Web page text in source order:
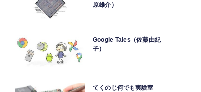
原雄介）
Google Tales（佐藤由紀
子）
てくのじ何でも実験室